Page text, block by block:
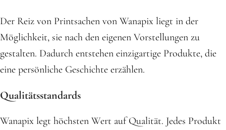
Der Reiz von Printsachen von Wanapix liegt in der
Möglichkeit, sie nach den eigenen Vorstellungen zu
gestalten. Dadurch entstehen einzigartige Produkte, die
eine persönliche Geschichte erzählen.
Qualitätsstandards
Wanapix legt höchsten Wert auf Qualität. Jedes Produkt